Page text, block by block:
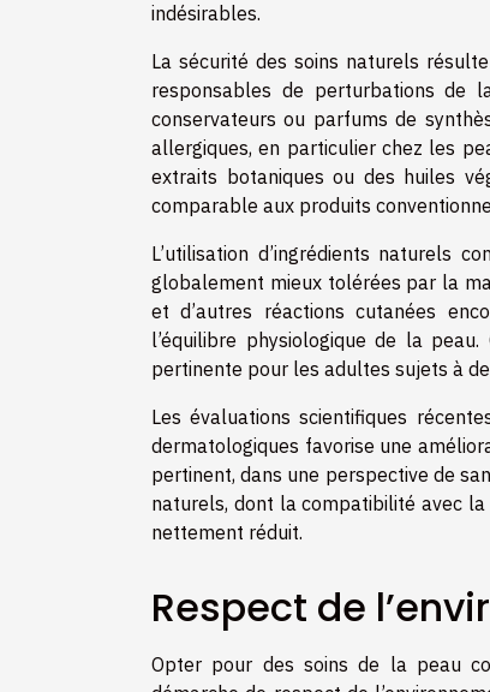
indésirables.
La sécurité des soins naturels
responsables de perturbations de
conservateurs ou parfums de
allergiques, en particulier chez les
extraits botaniques ou des huiles
comparable aux produits
L’utilisation d’ingrédients naturels
globalement mieux tolérées par la
et d’autres réactions cutanées
l’équilibre physiologique de la
pertinente pour les adultes sujets à
Les évaluations scientifiques
dermatologiques favorise une
pertinent, dans une perspective de
naturels, dont la compatibilité avec
nettement réduit.
Respect de
Opter pour des soins de la peau